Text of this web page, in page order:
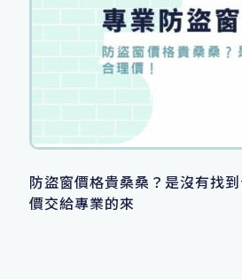
防盜窗價格貴桑桑？是沒有找
價交給專業的來